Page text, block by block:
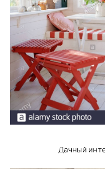
Дачный